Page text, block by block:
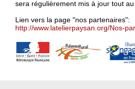
sera régulièrement mis à jour tout
Lien vers la page "nos partenaires":
http://www.latelierpaysan.org/Nos-